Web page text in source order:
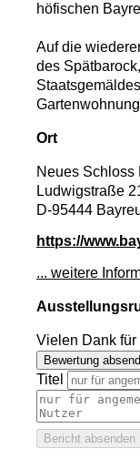
höfischen
Auf die
des
Ort
Neues Schloss
Ludwigstraße
D-95444
https://
... weitere
Vielen Dank für
Bewertung
Titel
Bericht absenden